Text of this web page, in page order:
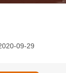
09-29